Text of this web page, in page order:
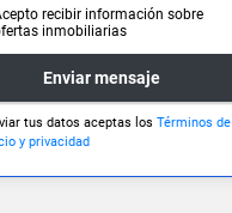
recibir información sobre
inmobiliarias
Enviar mensaje
tus datos aceptas los Términos de
y privacidad